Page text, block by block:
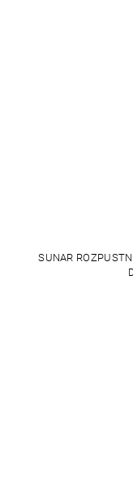
SUNAR